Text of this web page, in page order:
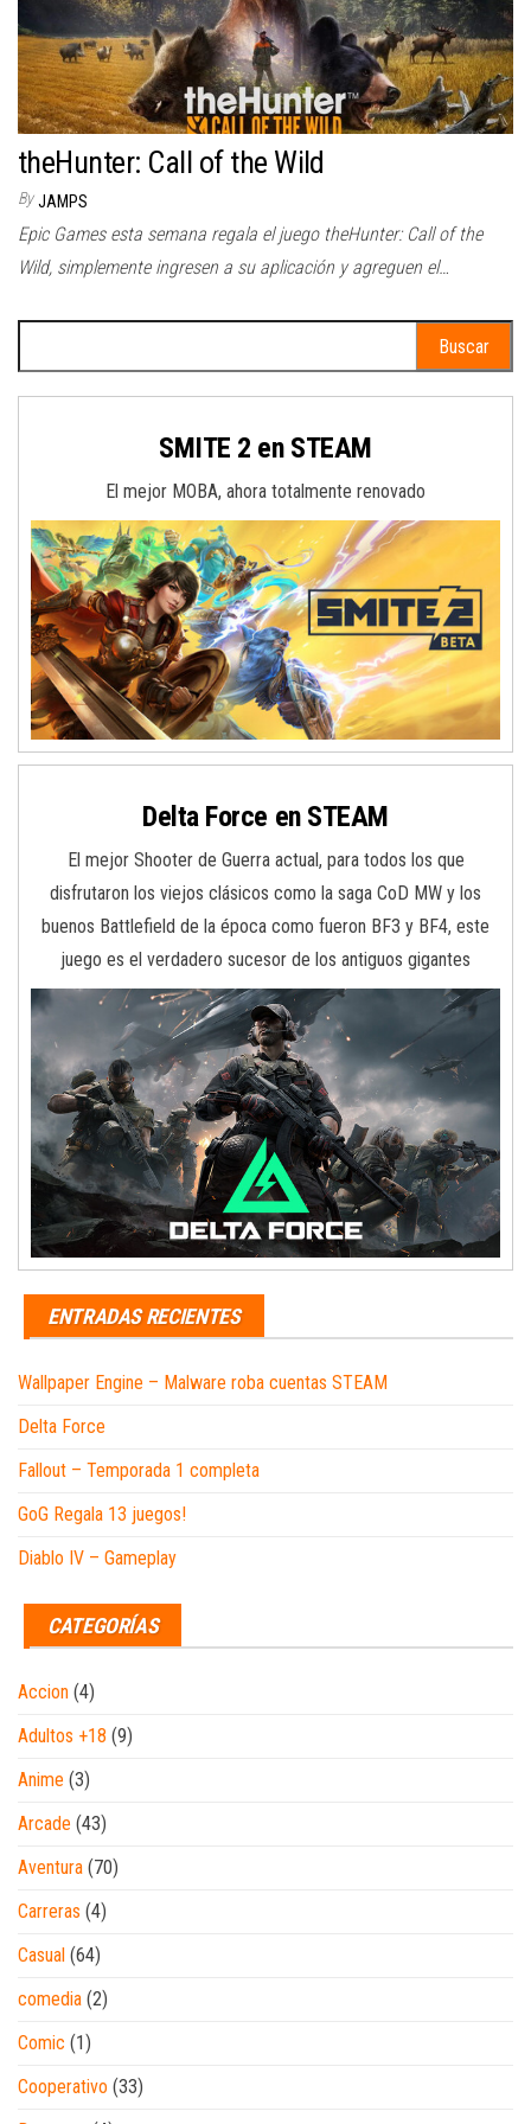
theHunter: Call of the Wild
By JAMPS
Epic Games esta semana regala el juego theHunter: Call of the
Wild, simplemente ingresen a su aplicación y agreguen el…
SMITE 2 en STEAM
El mejor MOBA, ahora totalmente renovado
Delta Force en STEAM
El mejor Shooter de Guerra actual, para todos los que
disfrutaron los viejos clásicos como la saga CoD MW y los
buenos Battlefield de la época como fueron BF3 y BF4, este
juego es el verdadero sucesor de los antiguos gigantes
ENTRADAS RECIENTES
Wallpaper Engine – Malware roba cuentas STEAM
Delta Force
Fallout – Temporada 1 completa
GoG Regala 13 juegos!
Diablo IV – Gameplay
CATEGORÍAS
Accion (4)
Adultos +18 (9)
Anime (3)
Arcade (43)
Aventura (70)
Carreras (4)
Casual (64)
comedia (2)
Comic (1)
Cooperativo (33)